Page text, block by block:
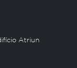
Atriun